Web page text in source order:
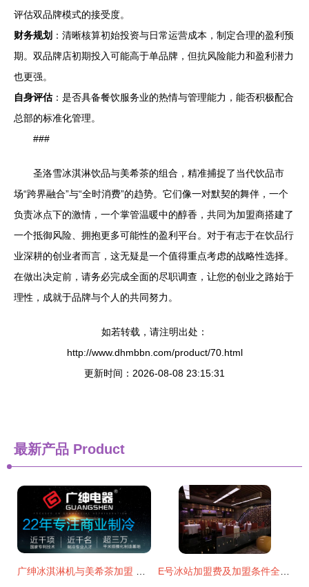
评估双品牌模式的接受度。
财务规划 ：清晰核算初始投资与日常运营成本，制定合理的盈利预
期。双品牌店初期投入可能高于单品牌，但抗风险能力和盈利潜力
也更强。
自身评估：是否具备餐饮服务业的热情与管理能力，能否积极配合
总部的标准化管理。
###
圣洛雪冰淇淋饮品与美希茶的组合，精准捕捉了当代饮品市
场“跨界融合”与“全时消费”的趋势。它们像一对默契的舞伴，一个
负责冰点下的激情，一个掌管温暖中的醇香，共同为加盟商搭建了
一个抵御风险、拥抱更多可能性的盈利平台。对于有志于在饮品行
业深耕的创业者而言，这无疑是一个值得重点考虑的战略性选择。
在做出决定前，请务必完成全面的尽职调查，让您的创业之路始于
理性，成就于品牌与个人的共同努力。
如若转载，请注明出处：
http://www.dhmbbn.com/product/70.html
更新时间：2026-08-08 23:15:31
最新产品 Product